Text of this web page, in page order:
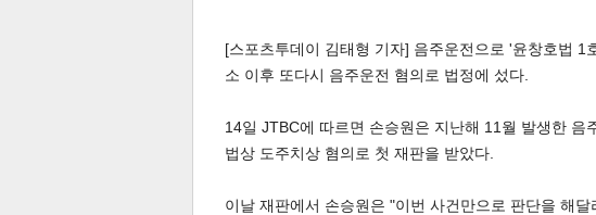
[스포츠투데이 김태형 기자] 음주운전으로 '윤창호법
소 이후 또다시 음주운전 혐의로 법정에 섰다.
14일 JTBC에 따르면 손승원은 지난해 11월 발생한 음
법상 도주치상 혐의로 첫 재판을 받았다.
이날 재판에서 손승원은 "이번 사건만으로 판단을 해